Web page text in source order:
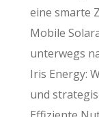
eine smarte
Mobile
unterwegs
Iris Energy:
und